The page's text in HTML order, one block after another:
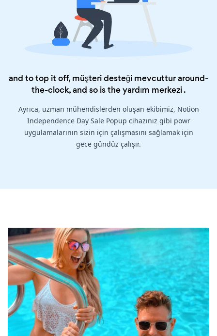
and to top it off, müşteri desteği mevcuttur around-
the-clock, and so is theyardım merkezi.
Ayrıca, uzman mühendislerden oluşan ekibimiz, Notion
Independence Day Sale Popup cihazınız gibi powr
uygulamalarının sizin için çalışmasını sağlamak için
gece gündüz çalışır.